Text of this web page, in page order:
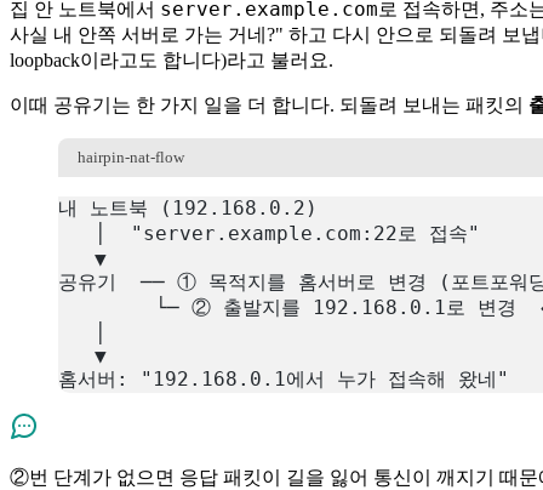
집 안 노트북에서 server.example.com로 접속하면, 주소
사실 내 안쪽 서버로 가는 거네?" 하고 다시 안으로 되돌려 보
loopback이라고도 합니다)라고 불러요.
이때 공유기는 한 가지 일을 더 합니다. 되돌려 보내는 패킷의
hairpin-nat-flow
내 노트북 (192.168.0.2)
   │  "server.example.com:22로 접속"
   ▼
공유기  ── ① 목적지를 홈서버로 변경 (포트포워
└─ ② 출발지를 192.168.0.1로 변경
   ▼
홈서버: "192.168.0.1에서 누가 접속해 왔네"
②번 단계가 없으면 응답 패킷이 길을 잃어 통신이 깨지기 때